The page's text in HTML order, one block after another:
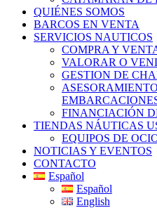
QUIÉNES SOMOS
BARCOS EN VENTA
SERVICIOS NAUTICOS
COMPRA Y
VALORAR O
GESTION DE
FINANCIACIÓN
TIENDAS NÁUTICAS
EQUIPOS DE
NOTICIAS Y EVENTOS
CONTACTO
Español
Español
English